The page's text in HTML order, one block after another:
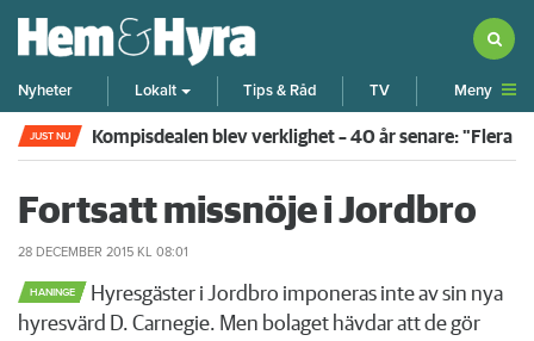
Nyheter Lokalt Tips & Råd TV Meny
JUST NU Kompisdealen blev verklighet – 40 år senare: "Flera
Fortsatt missnöje i Jordbro
28 DECEMBER 2015 KL 08:01
HANINGE
Hyresgäster i Jordbro imponeras inte av sin nya
hyresvärd D. Carnegie. Men bolaget hävdar att de gör